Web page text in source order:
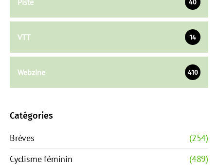
Piste 40
VTT 14
Webzine 410
Catégories
Brèves
(254)
Cyclisme féminin
(489)